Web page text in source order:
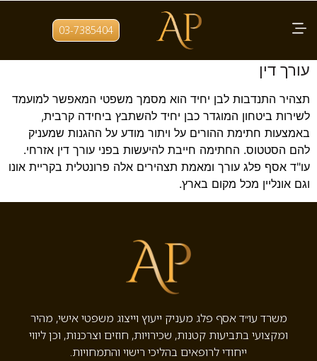
03-7385404 תגית: בן יחיד לצבא
תצהיר בן יחיד לשירות קרבי – חתימה אצל
עורך דין
תצהיר התנדבות לבן יחיד הוא מסמך משפטי המאפשר למועמד
לשירות ביטחון המוגדר כבן יחיד להשתבץ ביחידה קרבית,
באמצעות חתימת ההורים על ויתור מודע על ההגנות שמעניק
להם הסטטוס. החתימה חייבת להיעשות בפני עורך דין אזרחי.
עו"ד אסף פלג עורך ומאמת תצהירים אלה פרונטלית בקריית אונו
וגם אונליין מכל מקום בארץ.
משרד עו״ד אסף פלג מעניק ייעוץ וייצוג משפטי אישי, מהיר
ומקצועי בתביעות קטנות, שכירויות, חוזים וצרכנות, וכן ליווי
ייחודי לרופאים בהליכי רישוי והתמחויות.